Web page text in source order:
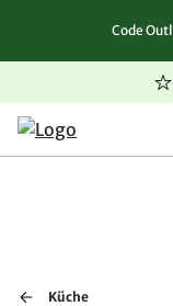
Zum Inhalt springen
Zur Navigation
Zum Seitenende
Code
Küche